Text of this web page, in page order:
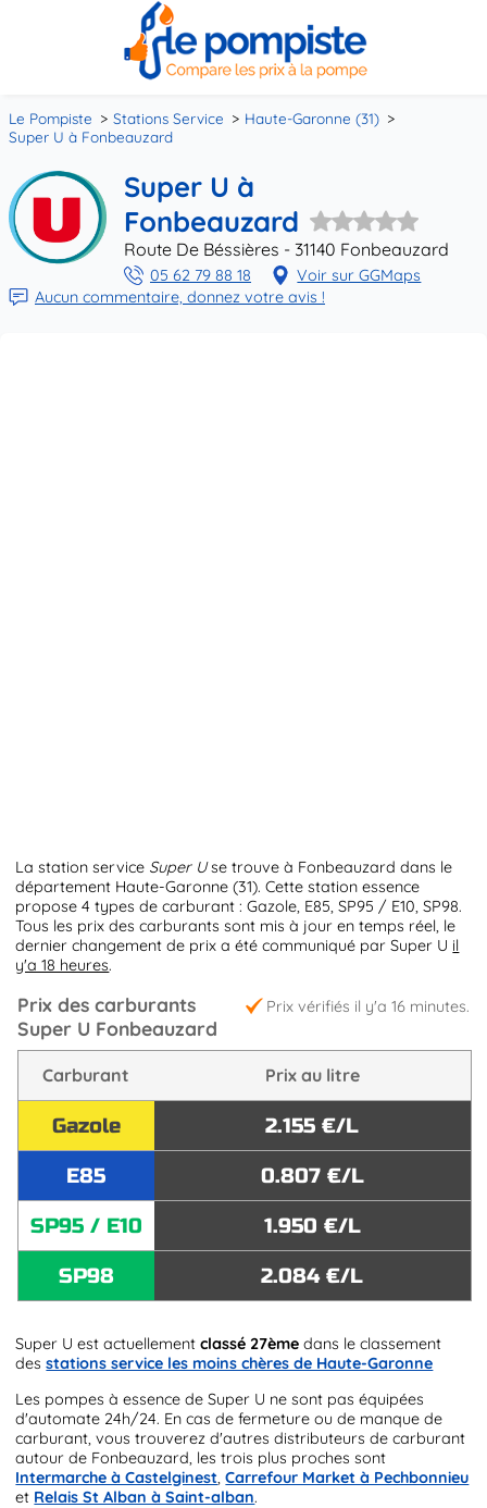
Le Pompiste Stations Service
Haute-Garonne (31)
Super U à Fonbeauzard
Super U à
Fonbeauzard
Route De Béssières - 31140 Fonbeauzard
05 62 79 88 18
Voir sur GGMaps
Aucun commentaire, donnez votre avis !
La station service Super Use trouve à Fonbeauzard dans le
département Haute-Garonne (31). Cette station essence
propose 4 types de carburant : Gazole, E85, SP95 / E10, SP98.
Tous les prix des carburants sont mis à jour en temps réel, le
dernier changement de prix a été communiqué par Super U il
y'a 18 heures.
Prix vérifiés il y'a 16 minutes.
Prix des carburants
Super U Fonbeauzard
Carburant Prix au litre
Gazole
2.155 €/L
E85
0.807 €/L
SP95 / E10
1.950 €/L
SP98
2.084 €/L
Super U est actuellementclassé 27ème dans le classement
desstations service les moins chères de Haute-Garonne
Les pompes à essence de Super U ne sont pas équipées
d'automate 24h/24. En cas de fermeture ou de manque de
carburant, vous trouverez d'autres distributeurs de carburant
autour de Fonbeauzard, les trois plus proches sont
Intermarche à Castelginest,Carrefour Market à Pechbonnieu
et Relais St Alban à Saint-alban.